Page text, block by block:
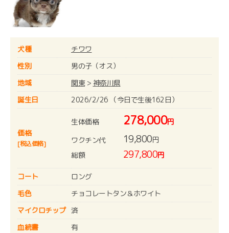
犬種
チワワ
性別
男の子（オス）
地域
関東> 神奈川県
誕生日
2026/2/26 （今日で生後162日）
価格
[税込価格]
生体価格 278,000円
ワクチン代
19,800円
総額
297,800円
コート
ロング
毛色
チョコレートタン＆ホワイト
マイクロチップ 済
血統書
有